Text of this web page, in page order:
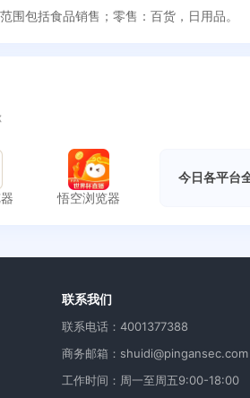
包括食品销售；零售：百货，日用品。
悟空浏览器
今日各平台
联系我们
联系电话：4001377388
商务邮箱：shuidi@pingansec.com
工作时间：周一至周五9:00-18:00